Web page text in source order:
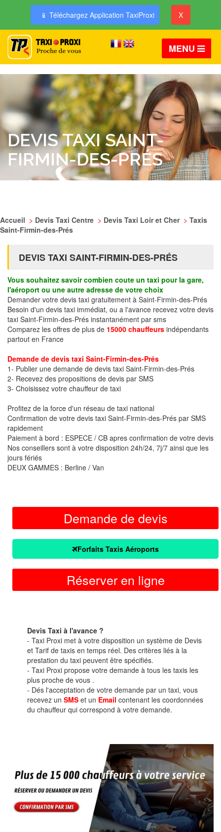
📱 Téléchargez Application TaxiProxi X
MENU
DEVIS TAXI SAINT-
FIRMIN-DES-PRÉS
Accueil > Devis Taxi Centre > Devis Taxi Loir et Cher > Taxis
Saint-Firmin-des-Prés
DEVIS TAXI SAINT-FIRMIN-DES-PRÉS
Vous souhaitez savoir combien coute un taxi pour la gare,
l'aéroport ou une autre adresse de votre choix
Demander votre devis taxi gratuitement à Saint-Firmin-des-Prés
Besoin d'un devis taxi immédiat, ou a l'avance recevez votre devis
taxi Saint-Firmin-des-Prés instantanément par sms
Comparez les offres de plus de 15000 chauffeurs indépendants
partout en France
Demande de devis taxi Saint-Firmin-des-Prés
1- Publier une demande de devis taxi Saint-Firmin-des-Prés
2- Recevez des propositions de devis par SMS
3- Choisissez votre chauffeur de taxi
Profitez de la force d'un réseau de taxi national
Confirmation de votre devis taxi Saint-Firmin-des-Prés par SMS
rapidement
Paiement à bord : ESPECE / CB apres confirmation de votre devis
Nos conseillers sont à votre disposition 24h/24, 7j/7 ainsi que les
jours fériés
DEUX GAMMES : Berline / Van
Demande de devis
Forfaits Taxis Aéroports
Réserver en ligne
Devis Taxi à l'avance ?
- Taxi Proxi met à votre disposition un système de Devis
et Tarif de taxis en temps réel. Des critères liés à la
prestation du taxi peuvent être spécifiés.
- Taxi Proxi propose votre demande à tous les taxis les
plus proche de vous .
- Dés l'acceptation de votre demande par un taxi, vous
recevez un SMS et un Email contenant les coordonnées
du chauffeur qui correspond à votre demande.